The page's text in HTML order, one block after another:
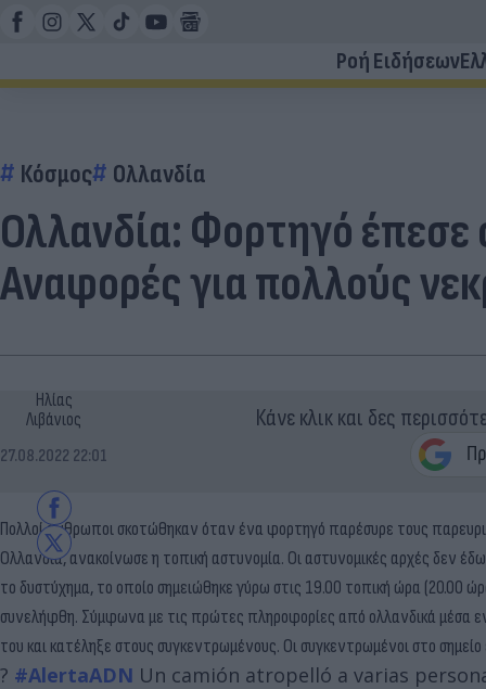
Ροή Ειδήσεων
Κόσμος Ολλανδία
Ολλανδία: Φορτηγό έπεσε
Αναφορές για πολλούς
Ηλίας
Λιβάνιος
27.08.2022 22:01
Κάνε κλικ και δες
Πολλοί άνθρωποι σκοτώθηκαν όταν ένα φορτηγό παρέσυρε τους
Ολλανδία, ανακοίνωσε η τοπική αστυνομία. Οι αστυνομικές αρχές δεν
το δυστύχημα, το οποίο σημειώθηκε γύρω στις 19.00 τοπική ώρα (20.00
συνελήφθη. Σύμφωνα με τις πρώτες πληροφορίες από ολλανδικά μέσα
του και κατέληξε στους συγκεντρωμένους. Οι συγκεντρωμένοι στο
? #AlertaADN Un camión atropelló a varias